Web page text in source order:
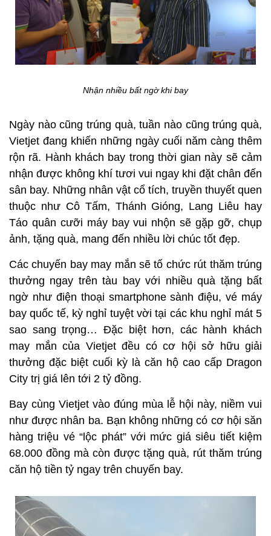
Nhận nhiều bất ngờ khi bay
Ngày nào cũng trúng quà, tuần nào cũng trúng quà,
Vietjet đang khiến những ngày cuối năm càng thêm
rộn rã. Hành khách bay trong thời gian này sẽ cảm
nhận được không khí tươi vui ngay khi đặt chân đến
sân bay. Những nhân vật cổ tích, truyền thuyết quen
thuộc như Cô Tấm, Thánh Gióng, Lang Liêu hay
Táo quân cưỡi máy bay vui nhộn sẽ gặp gỡ, chụp
ảnh, tặng quà, mang đến nhiều lời chúc tốt đẹp.
Các chuyến bay may mắn sẽ tố chức rút thăm trúng
thưởng ngay trên tàu bay với nhiều quà tặng bất
ngờ như điện thoại smartphone sành điệu, vé máy
bay quốc tế, kỳ nghỉ tuyệt vời tại các khu nghỉ mát 5
sao sang trọng… Đặc biệt hơn, các hành khách
may mắn của Vietjet đều có cơ hội sở hữu giải
thưởng đặc biệt cuối kỳ là căn hộ cao cấp Dragon
City trị giá lên tới 2 tỷ đồng.
Bay cùng Vietjet vào đúng mùa lễ hội này, niềm vui
như được nhân ba. Bạn không những có cơ hội săn
hàng triệu vé “lộc phát” với mức giá siêu tiết kiệm
68.000 đồng mà còn được tặng quà, rút thăm trúng
căn hộ tiền tỷ ngay trên chuyến bay.